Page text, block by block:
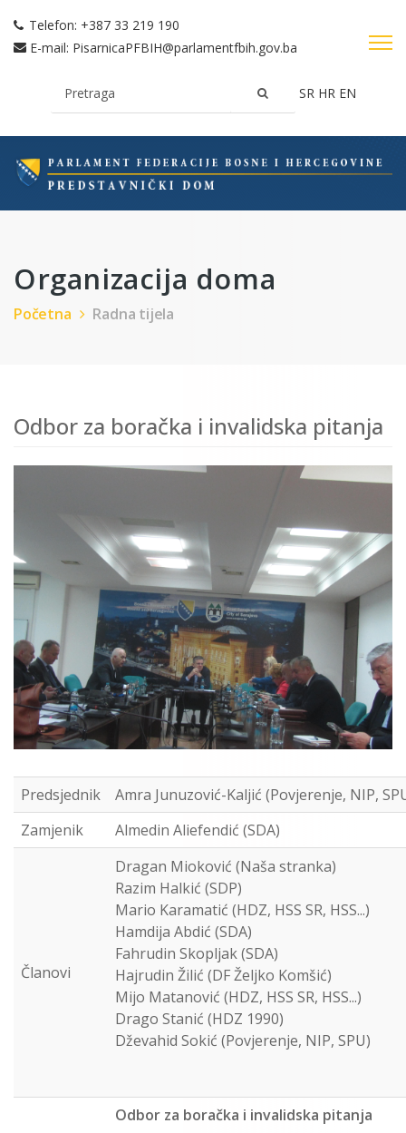
Telefon: +387 33 219 190
E-mail: PisarnicaPFBIH@parlamentfbih.gov.ba
SR HR EN
Organizacija doma
Početna Radna tijela
Odbor za boračka i invalidska pitanja
Predsjednik
Amra Junuzović-Kaljić (Povjerenje, NIP,
Zamjenik
Almedin Aliefendić (SDA)
Članovi
Dragan Mioković (Naša stranka)
Razim Halkić (SDP)
Mario Karamatić (HDZ, HSS SR, HSS...)
Hamdija Abdić (SDA)
Fahrudin Skopljak (SDA)
Hajrudin Žilić (DF Željko Komšić)
Mijo Matanović (HDZ, HSS SR, HSS...)
Drago Stanić (HDZ 1990)
Dževahid Sokić (Povjerenje, NIP, SPU)
Odbor za boračka i invalidska pitanja